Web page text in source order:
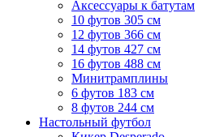
Аксессуары к батутам
10 футов 305 см
12 футов 366 см
14 футов 427 см
16 футов 488 см
Минитрамплины
6 футов 183 см
8 футов 244 см
Настольный футбол